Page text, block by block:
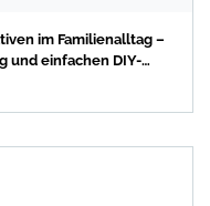
im Familienalltag –
und einfachen DIY-